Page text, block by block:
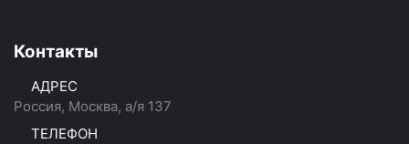
Контакты
АДРЕС
Россия, Москва, а/я 137
ТЕЛЕФОН